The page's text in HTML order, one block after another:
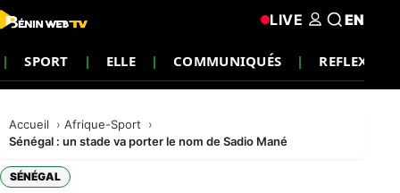
SPORT ELLE COMMUNIQUÉS REFLEXION
LIVE EN
Accueil
Afrique-Sport
Sénégal : un stade va porter le nom de Sadio Mané
SÉNÉGAL